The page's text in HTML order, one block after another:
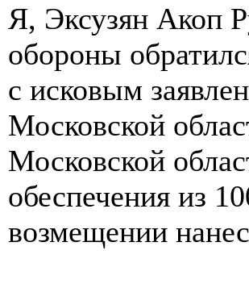
Я, Эксузян Акоп
обороны
с исковым
Московской
Московской
обеспечения из
возмещении